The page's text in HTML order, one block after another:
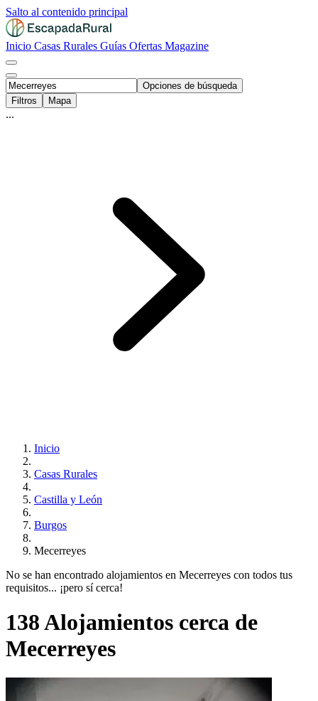
Salto al contenido principal
Inicio Casas Rurales Guías Ofertas Magazine
Opciones de búsqueda
Filtros
Mapa
...
Inicio
Casas Rurales
Castilla y León
Burgos
Mecerreyes
No se han encontrado alojamientos en Mecerreyes con todos tus
requisitos... ¡pero sí cerca!
138 Alojamientos cerca de
Mecerreyes